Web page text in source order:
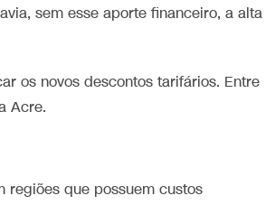
sem esse aporte financeiro, a alta
os novos descontos tarifários. Entre
Acre.
regiões que possuem custos